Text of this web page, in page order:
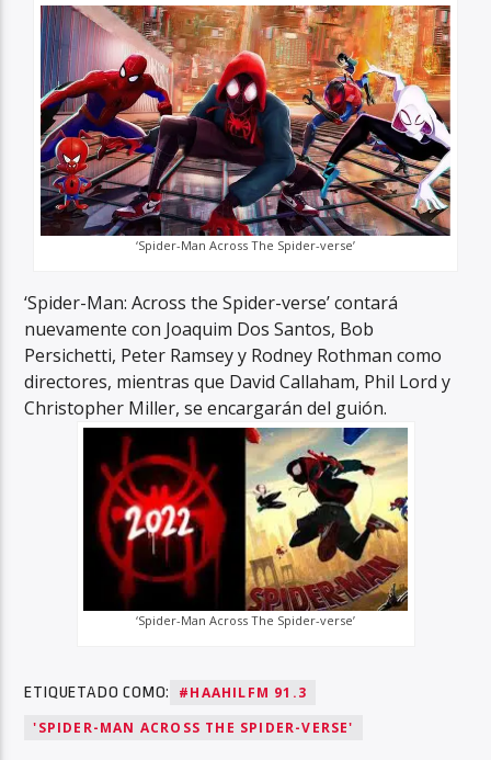
‘Spider-Man Across The Spider-verse’
‘Spider-Man: Across the Spider-verse’ contará
nuevamente con Joaquim Dos Santos, Bob
Persichetti, Peter Ramsey y Rodney Rothman como
directores, mientras que David Callaham, Phil Lord y
Christopher Miller, se encargarán del guión.
‘Spider-Man Across The Spider-verse’
ETIQUETADO COMO:
#HAAHILFM 91.3
'SPIDER-MAN ACROSS THE SPIDER-VERSE'